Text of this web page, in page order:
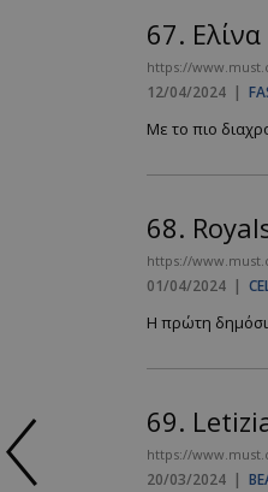
67.
https://
12/04/2024 |
Με το πιο
68.
https://
01/04/2024 |
Η πρώτη
69.
https://
20/03/2024 |